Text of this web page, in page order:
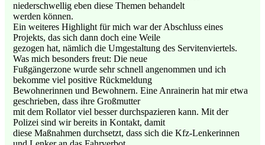
niederschwellig eben diese Themen behandelt
werden können.
Ein weiteres Highlight für mich war der Abschluss eines
Projekts, das sich dann doch eine Weile
gezogen hat, nämlich die Umgestaltung des Servitenviertels.
Was mich besonders freut: Die neue
Fußgängerzone wurde sehr schnell angenommen und ich
bekomme viel positive Rückmeldung
Bewohnerinnen und Bewohnern. Eine Anrainerin hat mir etwa
geschrieben, dass ihre Großmutter
mit dem Rollator viel besser durchspazieren kann. Mit der
Polizei sind wir bereits in Kontakt, damit
diese Maßnahmen durchsetzt, dass sich die Kfz-Lenkerinnen